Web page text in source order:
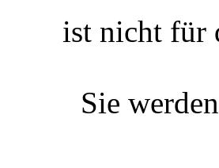
ist nicht für
Sie